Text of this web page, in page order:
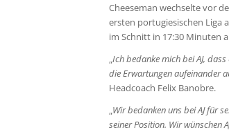
Cheeseman wechselte vor
ersten portugiesischen Liga
im Schnitt in 17:30 Minuten
„Ich bedanke mich bei AJ,
die Erwartungen aufeinander
Headcoach Felix Banobre.
„Wir bedanken uns bei AJ für
seiner Position. Wir wünschen